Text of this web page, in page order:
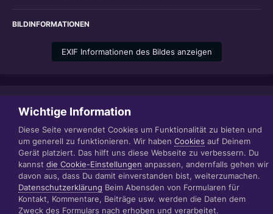
BILDINFORMATIONEN
EXIF Informationen des Bildes anzeigen
Teilen
Datenschutzerklärung Impressum
© 1999 - 2022 RÄBIGER IT|WEB|VIDEO|CONSULTING
www.raebiger.pro
Powered by Invision Community
Wichtige Information
Diese Seite verwendet Cookies um Funktionalität zu bieten und
um generell zu funktionieren. Wir haben Cookies auf Deinem
Gerät platziert. Das hilft uns diese Webseite zu verbessern. Du
kannst die Cookie-Einstellungen anpassen, andernfalls gehen wir
davon aus, dass Du damit einverstanden bist, weiterzumachen.
Datenschutzerklärung Beim Abensden von Formularen für
Kontakt, Kommentare, Beiträge usw. werden die Daten dem
Zweck des Formulars nach erhoben und verarbeitet.